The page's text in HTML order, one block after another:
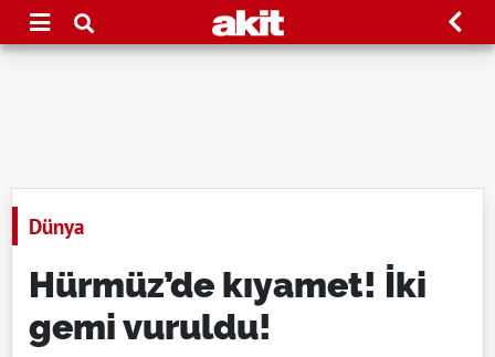
Dünya
Hürmüz’de kıyamet! İki
gemi vuruldu!